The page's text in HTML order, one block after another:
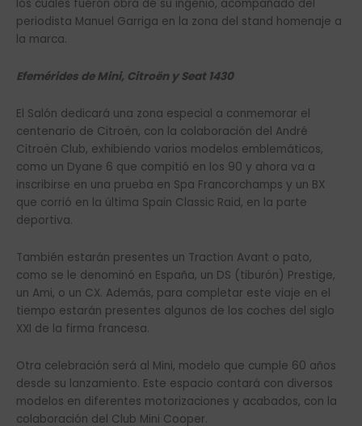
los cuales fueron obra de su ingenio, acompañado del
periodista Manuel Garriga en la zona del stand homenaje a
la marca.
Efemérides de Mini, Citroën y Seat 1430
El Salón dedicará una zona especial a conmemorar el
centenario de Citroën, con la colaboración del André
Citroën Club, exhibiendo varios modelos emblemáticos,
como un Dyane 6 que compitió en los 90 y ahora va a
inscribirse en una prueba en Spa Francorchamps y un BX
que corrió en la última Spain Classic Raid, en la parte
deportiva.
También estarán presentes un Traction Avant o pato,
como se le denominó en España, un DS (tiburón) Prestige,
un Ami, o un CX. Además, para completar este viaje en el
tiempo estarán presentes algunos de los coches del siglo
XXI de la firma francesa.
Otra celebración será al Mini, modelo que cumple 60 años
desde su lanzamiento. Este espacio contará con diversos
modelos en diferentes motorizaciones y acabados, con la
colaboración del Club Mini Cooper.